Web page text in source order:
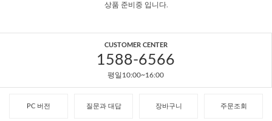
상품 준비중 입니다.
CUSTOMER CENTER
1588-6566
평일10:00~16:00
PC 버전 질문과 대답 장바구니 주문조회